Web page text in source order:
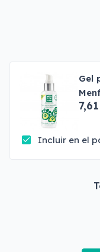
Gel
Incluir en el